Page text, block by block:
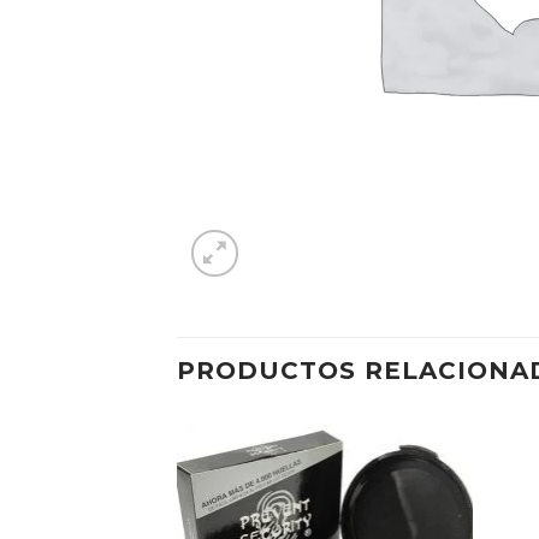
PRODUCTOS